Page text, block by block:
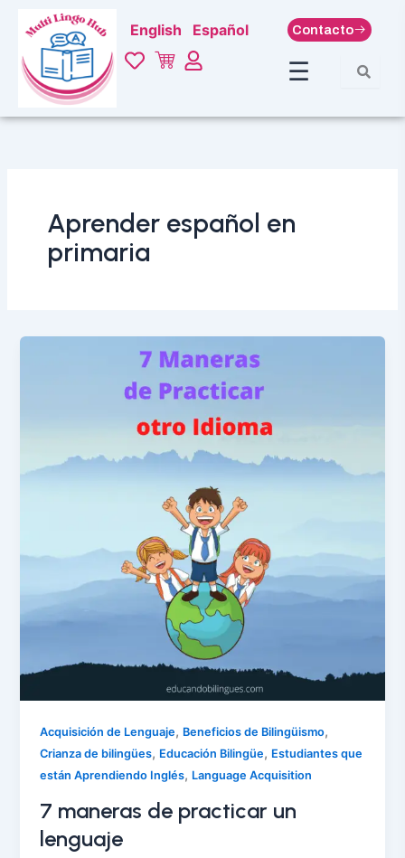
contenido
English Español Contacto
☰
Aprender español en
primaria
Acquisición de Lenguaje, Beneficios de Bilingüismo,
Crianza de bilingües, Educación Bilingüe, Estudiantes que
están Aprendiendo Inglés, Language Acquisition
7 maneras de practicar un
lenguaje